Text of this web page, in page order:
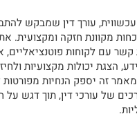
עורך דין שמבקש
מקוונת חזקה ומקצועית.
קשר עם לקוחות
הצגת יכולות מקצועיות
זה יספק הנחיות
של עורכי דין, תוך דגש על